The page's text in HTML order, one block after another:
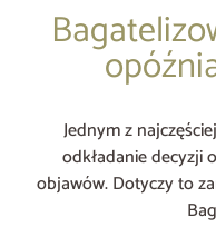
Jednym z
odkładanie decyzji
objawów. Dotyczy to